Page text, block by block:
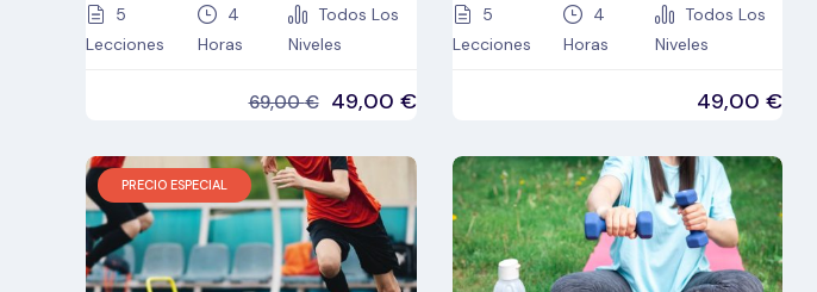
5
Lecciones
4
Horas
Todos Los
Niveles
69,00€ 49,00 €
5
Lecciones
4
Horas
Todos Los
Niveles
49,00 €
PRECIO ESPECIAL